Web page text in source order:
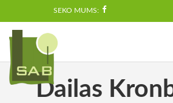
SEKO MUMS:
Dailas